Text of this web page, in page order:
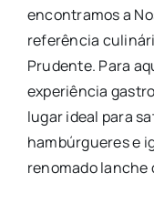
encontramos a
referência
Prudente. Para
experiência
lugar ideal para
hambúrgueres e
renomado lanche